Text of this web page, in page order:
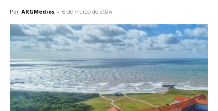
Por ARGMedios - 6 de marzo de 2024